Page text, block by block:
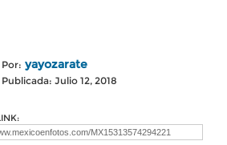
Por: yayozarate
Publicada: Julio 12, 2018